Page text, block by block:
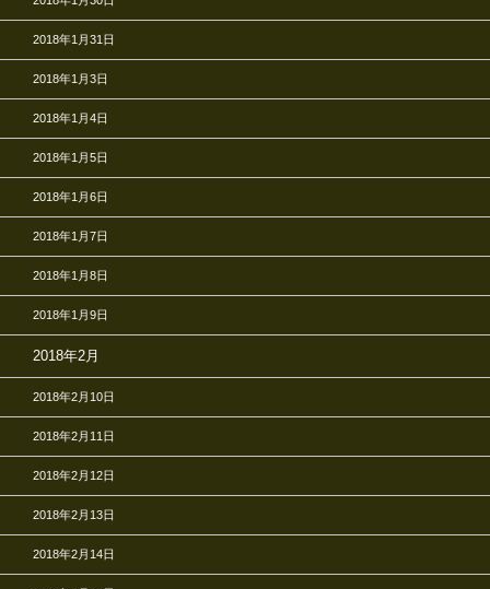
2018年1月31日
2018年1月3日
2018年1月4日
2018年1月5日
2018年1月6日
2018年1月7日
2018年1月8日
2018年1月9日
2018年2月
2018年2月10日
2018年2月11日
2018年2月12日
2018年2月13日
2018年2月14日